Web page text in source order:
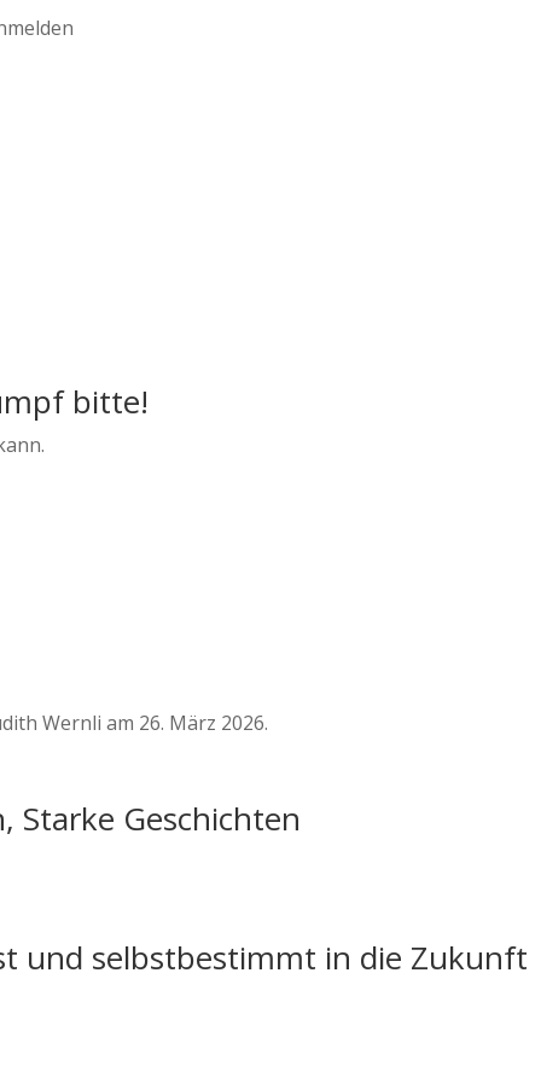
bitte!
Wernli am 26. März 2026.
Starke Geschichten
und selbstbestimmt in die Zukunft